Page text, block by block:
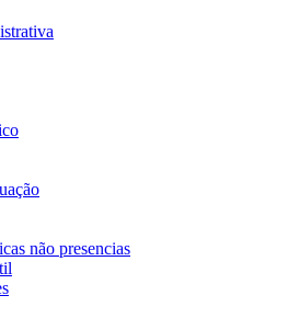
não presencias